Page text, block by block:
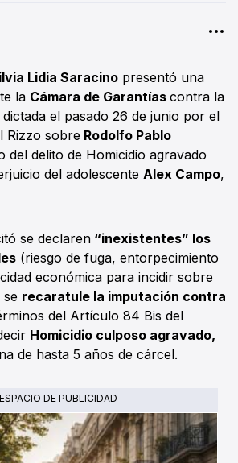
Lidia Saracino presentó una
la Cámara de Garantíascontra la
el pasado 26 de junio por el
Rizzo sobre Rodolfo Pablo
del delito de Homicidio agravado
del adolescente Alex Campo,
se declaren “inexistentes” los
(riesgo de fuga, entorpecimiento
económica para incidir sobre
se recaratule la imputación contra
del Artículo 84 Bis del
Homicidio culposo agravado,
de hasta 5 años de cárcel.
ESPACIO DE PUBLICIDAD